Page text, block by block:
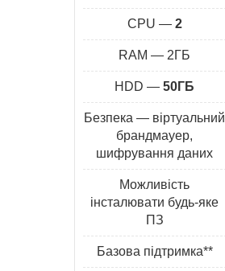
CPU — 2
RAM — 2ГБ
HDD — 50ГБ
Безпека — віртуальний
брандмауер,
шифрування даних
Можливість
інсталювати будь-яке
ПЗ
Базова підтримка**